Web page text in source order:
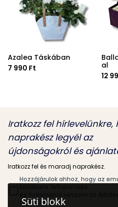
Süti blokk
Azalea Táskában
7 990 Ft
al
12
Iratkozz fel hírlevelünkre,
naprakész legyél az
újdonságokról és
Iratkozz fel és maradj naprakész.
Hozzájárulok ahhoz, hogy az
foglaltakat.